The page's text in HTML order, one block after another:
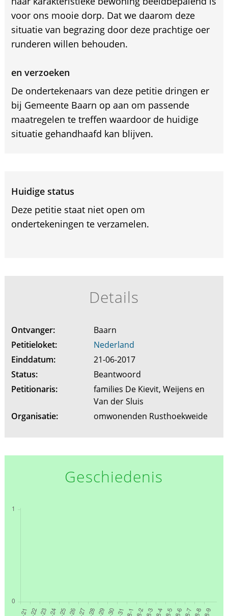
voor ons mooie dorp. Dat we daarom deze
situatie van begrazing door deze prachtige oer
runderen willen behouden.
en verzoeken
De ondertekenaars van deze petitie dringen er
bij Gemeente Baarn op aan om passende
maatregelen te treffen waardoor de huidige
situatie gehandhaafd kan blijven.
Huidige status
Deze petitie staat niet open om
ondertekeningen te verzamelen.
Details
Ontvanger:
Baarn
Petitieloket:
Nederland
Einddatum:
21-06-2017
Status:
Beantwoord
Petitionaris:
families De Kievit, Weijens en
Van der Sluis
Organisatie:
omwonenden Rusthoekweide
Geschiedenis